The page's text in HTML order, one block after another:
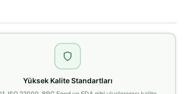
Yüksek Kalite Standartları